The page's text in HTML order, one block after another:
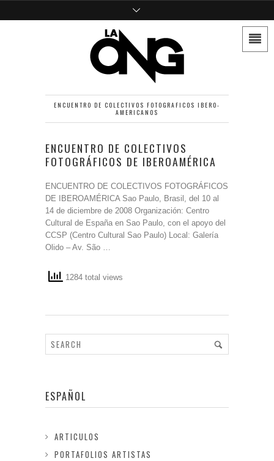
ENCUENTRO DE COLECTIVOS FOTOGRAFICOS IBERO-
AMERICANOS
ENCUENTRO DE COLECTIVOS
FOTOGRÁFICOS DE IBEROAMÉRICA
ENCUENTRO DE COLECTIVOS FOTOGRÁFICOS
DE IBEROAMÉRICA Sao Paulo, Brasil, del 10 al
14 de diciembre de 2008 Organización: Centro
Cultural de España en Sao Paulo, con el apoyo del
CCSP (Centro Cultural Sao Paulo) Local: Galería
Olido – Av. São …
1284 total views
ESPAÑOL
ARTICULOS
PORTAFOLIOS ARTISTAS